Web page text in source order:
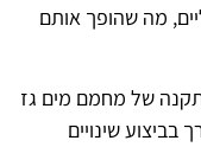
מה שהופך אותם
של מחמם מים גז
בביצוע שינויים